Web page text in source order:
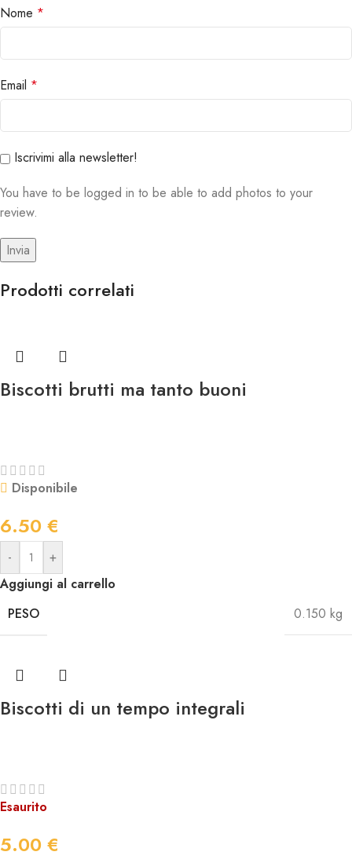
Nome *
Email *
Iscrivimi alla newsletter!
You have to be logged in to be able to add photos to your
review.
Prodotti correlati
Biscotti brutti ma tanto buoni
Disponibile
6.50 €
-
+
Aggiungi al carrello
PESO
0.150 kg
Biscotti di un tempo integrali
Esaurito
5.00 €